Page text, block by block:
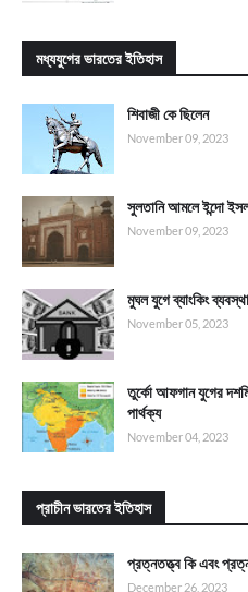
মধ্যযুগের ভারতের ইতিহাস
শিবাজী কে ছিলেন
November 09, 2023
সুলতানি আমলে ইন্দো
November 09, 2023
মুঘল যুগে ব্যাংকিং ব্যবস্থা
November 05, 2023
তুর্কো আফগান যুগের
পার্থক্য
November 04, 2023
প্রাচীন ভারতের ইতিহাস
প্রত্নতত্ত্ব কি এবং
December 26, 2023